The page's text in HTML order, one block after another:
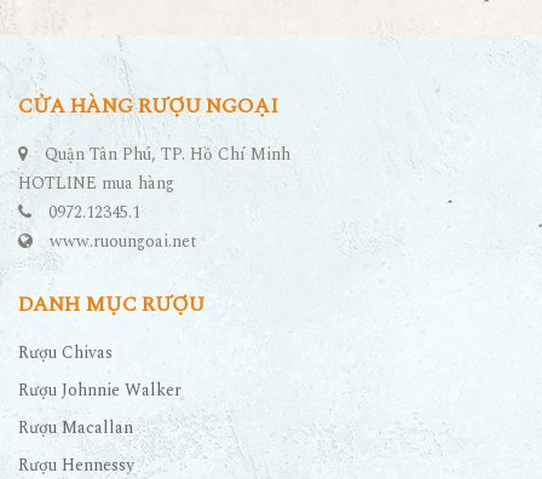
CỬA HÀNG RƯỢU NGOẠI
Quận Tân Phú, TP. Hồ Chí Minh
HOTLINE mua hàng
0972.12345.1
www.ruoungoai.net
DANH MỤC RƯỢU
Rượu Chivas
Rượu Johnnie Walker
Rượu Macallan
Rượu Hennessy